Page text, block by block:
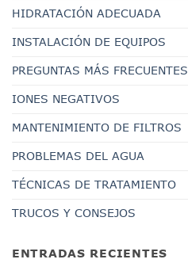
HIDRATACIÓN ADECUADA
INSTALACIÓN DE EQUIPOS
PREGUNTAS MÁS FRECUENTES
IONES NEGATIVOS
MANTENIMIENTO DE FILTROS
PROBLEMAS DEL AGUA
TÉCNICAS DE TRATAMIENTO
TRUCOS Y CONSEJOS
ENTRADAS RECIENTES